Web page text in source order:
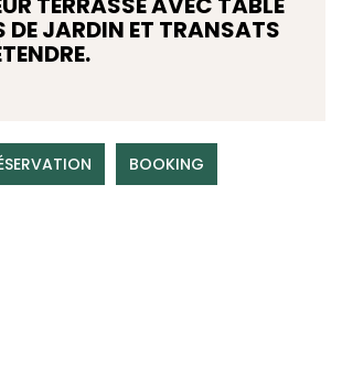
DE JARDIN ET TRANSATS
BOOKING